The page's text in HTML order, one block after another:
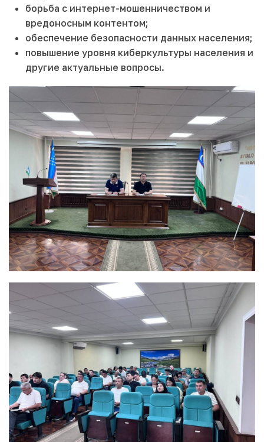
борьба с интернет-мошенничеством и
вредоносным контентом;
обеспечение безопасности данных населения;
повышение уровня киберкультуры населения и
другие актуальные вопросы.